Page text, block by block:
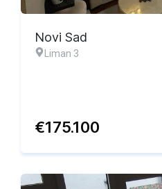
Novi Sad
Liman 3
€175.100